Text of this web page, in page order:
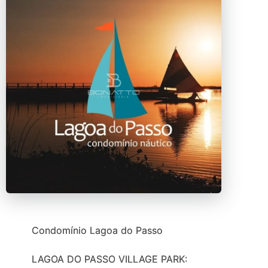
Condomínio Lagoa do Passo
LAGOA DO PASSO VILLAGE PARK: